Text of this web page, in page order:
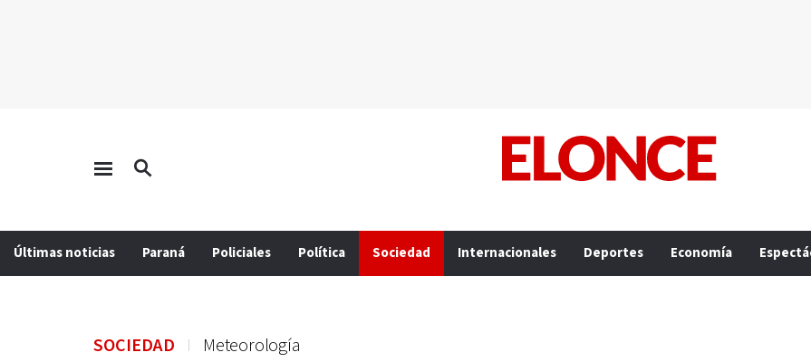
Últimas noticias Paraná Policiales Política Sociedad Internacionales Deportes Economía
SOCIEDAD Meteorología